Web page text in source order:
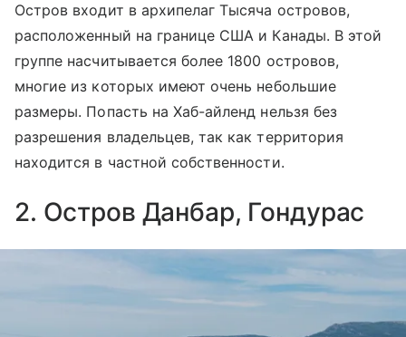
Остров входит в архипелаг Тысяча островов,
расположенный на границе США и Канады. В этой
группе насчитывается более 1800 островов,
многие из которых имеют очень небольшие
размеры. Попасть на Хаб-айленд нельзя без
разрешения владельцев, так как территория
находится в частной собственности.
2. Остров Данбар, Гондурас